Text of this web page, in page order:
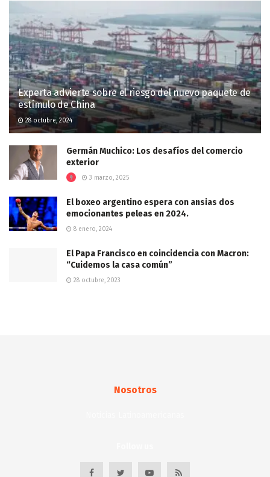
Experta advierte sobre el riesgo del nuevo paquete de
estímulo de China
28 octubre, 2024
Germán Muchico: Los desafíos del comercio
exterior
3 marzo, 2025
El boxeo argentino espera con ansias dos
emocionantes peleas en 2024.
8 enero, 2024
El Papa Francisco en coincidencia con Macron:
“Cuidemos la casa común”
28 octubre, 2023
Nosotros